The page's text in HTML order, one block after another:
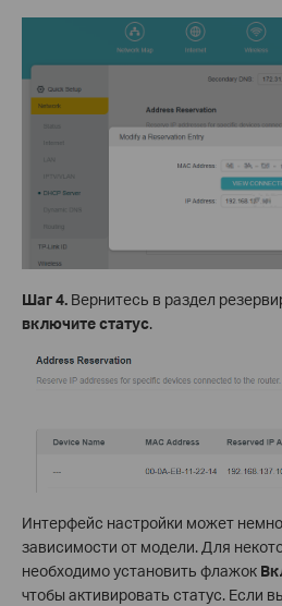
Шаг 4. Вернитесь в раздел
включите статус.
Интерфейс настройки может
зависимости от модели. Для
необходимо установить флажок
чтобы активировать статус. Если